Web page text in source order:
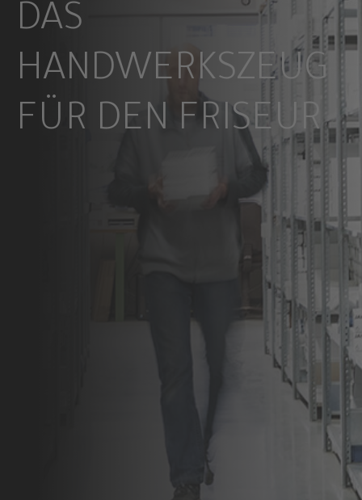
DAS
HANDWERKSZEUG
FÜR DEN FRISEUR